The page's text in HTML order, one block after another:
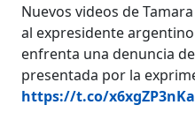
Nuevos videos de
al expresidente
enfrenta una denuncia
presentada por la
https://t.co/x6xgZP3nKa